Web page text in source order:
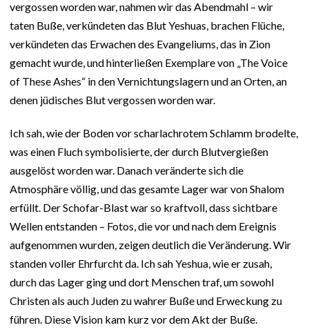
vergossen worden war, nahmen wir das Abendmahl – wir
taten Buße, verkündeten das Blut Yeshuas, brachen Flüche,
verkündeten das Erwachen des Evangeliums, das in Zion
gemacht wurde, und hinterließen Exemplare von „The Voice
of These Ashes“ in den Vernichtungslagern und an Orten, an
denen jüdisches Blut vergossen worden war.
Ich sah, wie der Boden vor scharlachrotem Schlamm brodelte,
was einen Fluch symbolisierte, der durch Blutvergießen
ausgelöst worden war. Danach veränderte sich die
Atmosphäre völlig, und das gesamte Lager war von Shalom
erfüllt. Der Schofar-Blast war so kraftvoll, dass sichtbare
Wellen entstanden – Fotos, die vor und nach dem Ereignis
aufgenommen wurden, zeigen deutlich die Veränderung. Wir
standen voller Ehrfurcht da. Ich sah Yeshua, wie er zusah,
durch das Lager ging und dort Menschen traf, um sowohl
Christen als auch Juden zu wahrer Buße und Erweckung zu
führen. Diese Vision kam kurz vor dem Akt der Buße.